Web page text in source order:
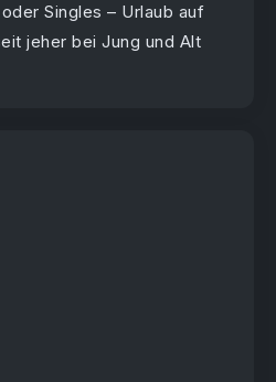
Singles – Urlaub auf
jeher bei Jung und Alt